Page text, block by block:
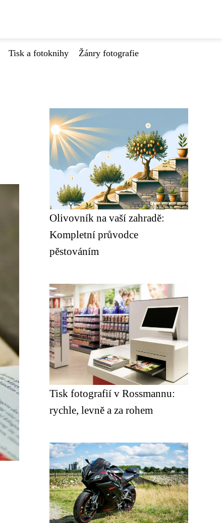
Tisk a fotoknihy Žánry fotografie
Olivovník na vaší zahradě:
Kompletní průvodce
pěstováním
Tisk fotografií v Rossmannu:
rychle, levně a za rohem